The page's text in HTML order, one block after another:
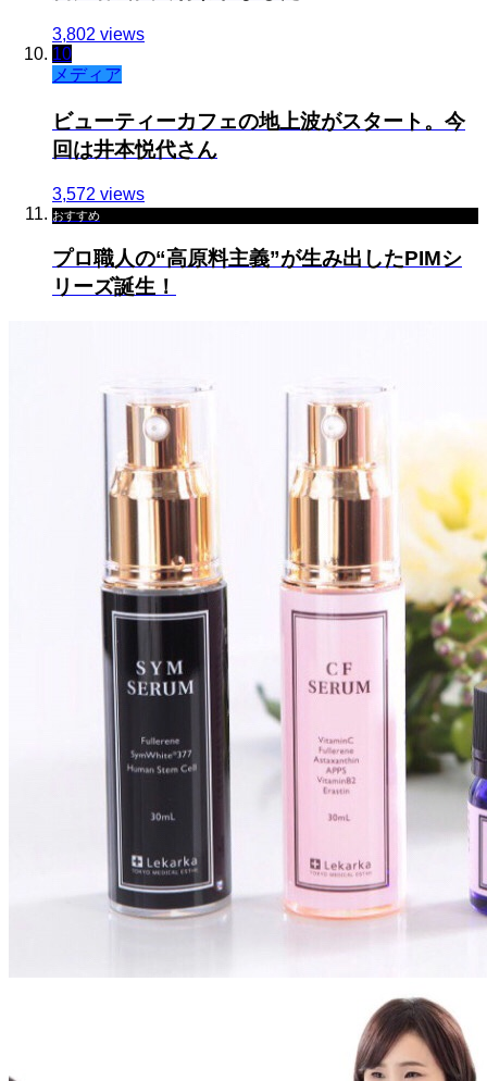
3,802 views
10
メディア
ビューティーカフェの地上波がスタート。今
回は井本悦代さん
3,572 views
おすすめ
プロ職人の“高原料主義”が生み出したPIMシ
リーズ誕生！